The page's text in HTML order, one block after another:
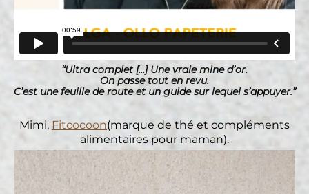
“Ultra complet [...] Une vraie mine d’or.
On passe tout en revu.
C’est une feuille de route et un guide sur lequel s’appuyer.”
Mimi, Fitcocoon(marque de thé et compléments
alimentaires pour maman).